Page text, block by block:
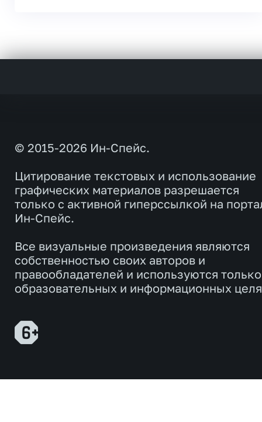
© 2015-2026 Ин-Спейс.
Цитирование текстовых и использование
графических материалов разрешается
только с активной гиперссылкой на
Ин-Спейс.
Все визуальные произведения являются
собственностью своих авторов и
правообладателей и используются
образовательных и информационных